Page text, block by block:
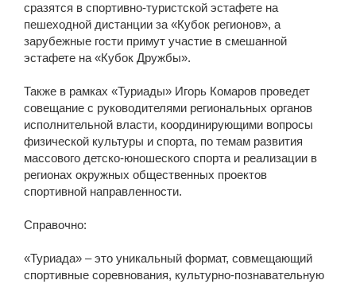
сразятся в спортивно-туристской эстафете на
пешеходной дистанции за «Кубок регионов», а
зарубежные гости примут участие в смешанной
эстафете на «Кубок Дружбы».
Также в рамках «Туриады» Игорь Комаров проведет
совещание с руководителями региональных органов
исполнительной власти, координирующими вопросы
физической культуры и спорта, по темам развития
массового детско-юношеского спорта и реализации в
регионах окружных общественных проектов
спортивной направленности.
Справочно:
«Туриада» – это уникальный формат, совмещающий
спортивные соревнования, культурно-познавательную